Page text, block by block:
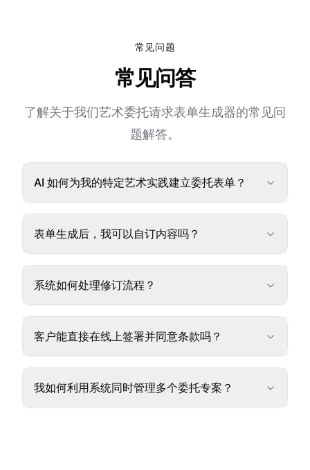
常见问题
常见问答
了解关于我们艺术委托请求表单生成器的常见问
题解答。
AI 如何为我的特定艺术实践建立委托表单？
表单生成后，我可以自订内容吗？
系统如何处理修订流程？
客户能直接在线上签署并同意条款吗？
我如何利用系统同时管理多个委托专案？